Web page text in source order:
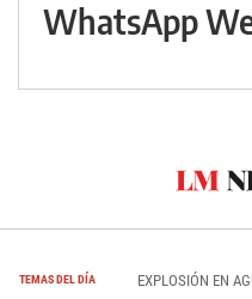
WhatsApp
TEMAS DEL DÍA EXPLOSIÓN EN